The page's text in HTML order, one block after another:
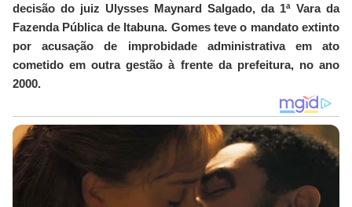
decisão do juiz Ulysses Maynard Salgado, da 1ª Vara da
Fazenda Pública de Itabuna. Gomes teve o mandato extinto
por acusação de improbidade administrativa em ato
cometido em outra gestão à frente da prefeitura, no ano
2000.